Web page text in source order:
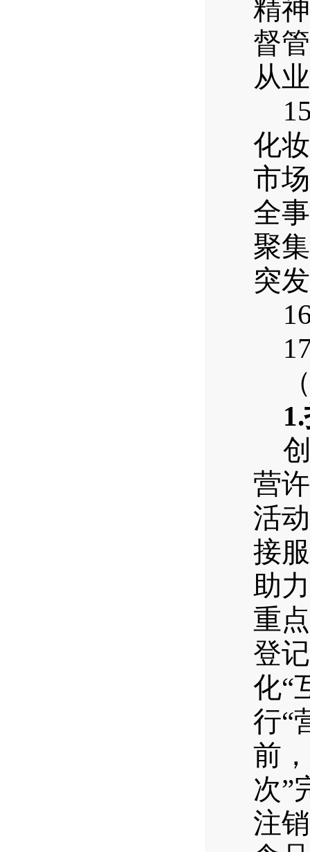
精
督
从
化
市
全
聚
突
1.
营
活
接
助
重
登
化“
行“
前
次”
注